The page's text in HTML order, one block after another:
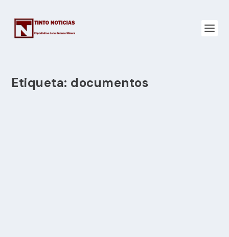
Etiqueta: documentos